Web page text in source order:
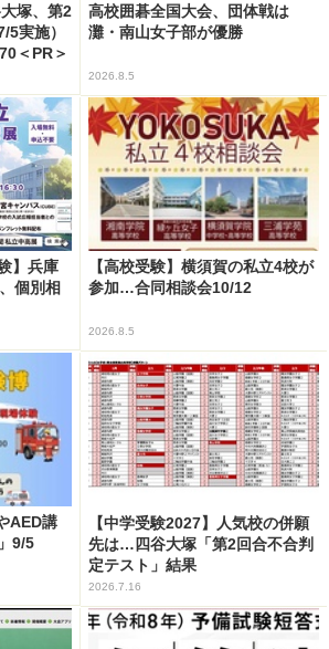
塚、第2
5実施）
＜PR＞
高校囲碁全国大会、団体戦は
灘・南山女子部が優勝
2026.8.5
】兵庫
個別相
【高校受験】横須賀の私立4校が
参加…合同相談会10/12
2026.8.5
AED講
9/5
【中学受験2027】人気校の併願
先は…四谷大塚「第2回合不合判
定テスト」結果
2026.7.16